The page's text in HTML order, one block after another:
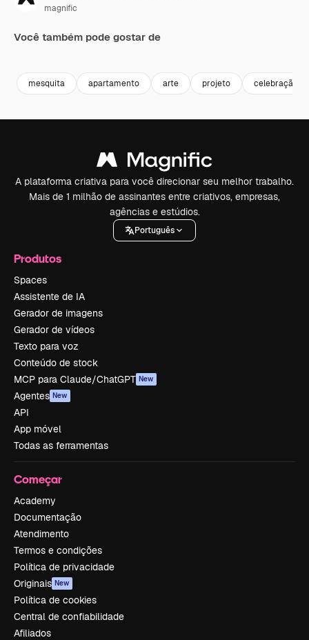
magnific
Você também pode gostar de
mesquita apartamento arte projeto celebração
A plataforma criativa para você direcionar seu melhor trabalho.
Mais de 1 milhão de assinantes entre criativos, empresas,
agências e estúdios.
Português
Produtos
Spaces
Assistente de IA
Gerador de imagens
Gerador de vídeos
Texto para voz
Conteúdo de stock
MCP para Claude/ChatGPT New
Agentes New
API
App móvel
Todas as ferramentas
Começar
Academy
Documentação
Atendimento
Termos e condições
Política de privacidade
Originais New
Política de cookies
Central de confiabilidade
Afiliados